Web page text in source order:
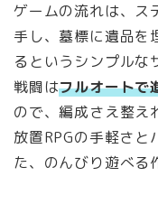
ゲームの流れは、ス
手し、墓標に遺品を
るというシンプルな
戦闘はフルオートで
ので、編成さえ整え
放置RPGの手軽さと
た、のんびり遊べる